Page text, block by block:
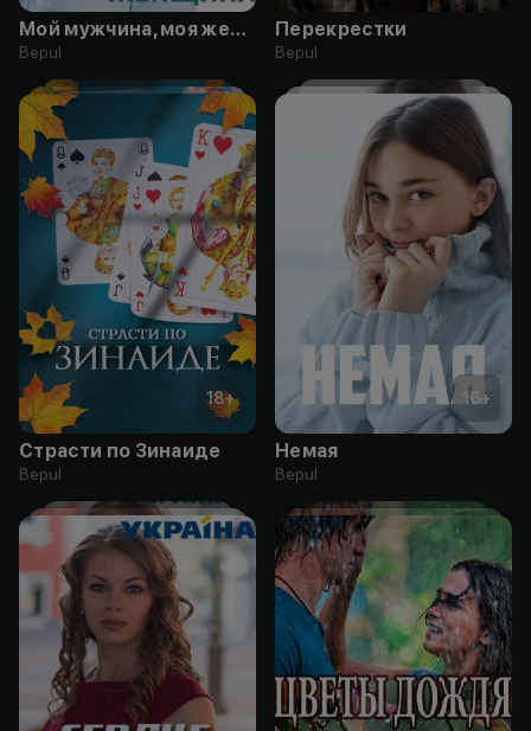
Мой мужчина, моя женщина
Bepul
Перекрестки
Bepul
18+
Страсти по Зинаиде
Bepul
16+
Немая
Bepul